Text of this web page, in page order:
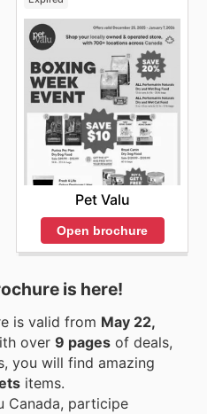
Pet Valu
Open brochure
is here!
is valid from May 22,
over 9 pages of deals,
you will find amazing
items.
Canada, participe